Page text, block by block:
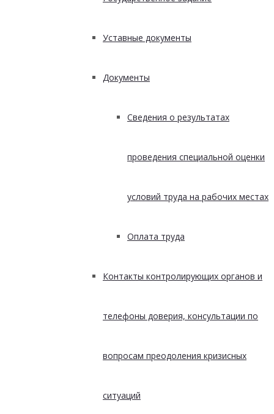
Уставные документы
Документы
Сведения о результатах
проведения специальной оценки
условий труда на рабочих местах
Оплата труда
Контакты контролирующих органов и
телефоны доверия, консультации по
вопросам преодоления кризисных
ситуаций